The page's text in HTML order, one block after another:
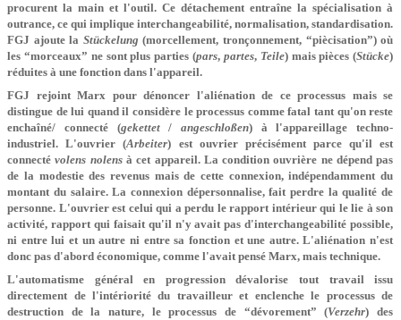
procurent la main et l'outil. Ce détachement entraîne la spécialisation à
outrance, ce qui implique interchangeabilité, normalisation, standardisation.
FGJ ajoute la Stückelung (morcellement, tronçonnement, “piècisation”) où
les “morceaux” ne sont plus parties (pars, partes, Teile) mais pièces (Stücke)
réduites à une fonction dans l'appareil.
FGJ rejoint Marx pour dénoncer l'aliénation de ce processus mais se
distingue de lui quand il considère le processus comme fatal tant qu'on reste
enchaîné/ connecté (gekettet/ angeschloßen) à l'appareillage techno-
industriel. L'ouvrier (Arbeiter) est ouvrier précisément parce qu'il est
connectévolens nolensà cet appareil. La condition ouvrière ne dépend pas
de la modestie des revenus mais de cette connexion, indépendamment du
montant du salaire. La connexion dépersonnalise, fait perdre la qualité de
personne. L'ouvrier est celui qui a perdu le rapport intérieur qui le lie à son
activité, rapport qui faisait qu'il n'y avait pas d'interchangeabilité possible,
ni entre lui et un autre ni entre sa fonction et une autre. L'aliénation n'est
donc pas d'abord économique, comme l'avait pensé Marx, mais technique.
L'automatisme général en progression dévalorise tout travail issu
directement de l'intériorité du travailleur et enclenche le processus de
destruction de la nature, le processus de “dévorement” (Verzehr) des